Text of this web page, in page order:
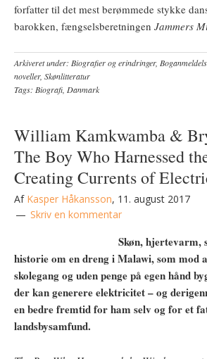
forfatter til det mest berømmede stykke
barokken, fængselsberetningen Jammers
Arkiveret under: Biografier og erindringer,
noveller, Skønlitteratur
Tags: Biografi Danmark
William Kamkwamba &
The Boy Who Harnessed
Creating Currents of
Af Kasper Håkansson, 11. august 2017
Skriv en kommentar
Skøn, hjertevarm,
historie om en dreng i Malawi, som mod
skolegang og uden penge på egen hånd
der kan generere elektricitet – og
en bedre fremtid for ham selv og for et
landsbysamfund.